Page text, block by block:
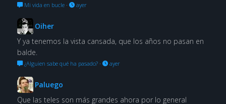
Mi vida en bucle· ayer
Oiher
Y ya tenemos la vista cansada, que los años no pasan en
balde.
¿Alguien sabe qué ha pasado?· ayer
Paluego
Que las teles son más grandes ahora por lo general